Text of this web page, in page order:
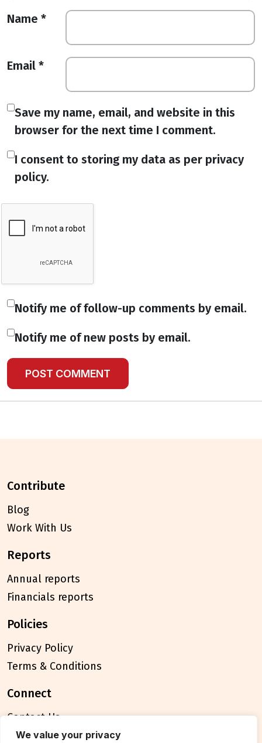
We value your privacy
Name *
Email *
Save my name, email, and website in this
browser for the next time I comment.
I consent to storing my data as per privacy
policy.
Notify me of follow-up comments by email.
Notify me of new posts by email.
contribute
Blog
Work With Us
reports
Annual reports
Financials reports
policies
Privacy Policy
Terms & Conditions
connect
Contact Us
FAQ